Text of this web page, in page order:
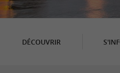
DÉCOUVRIR